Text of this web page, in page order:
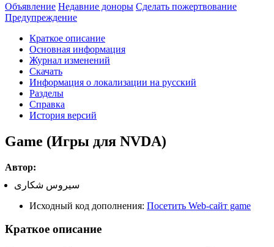
Объявление Недавние доноры Сделать пожертвование
Предупреждение
Краткое описание
Основная информация
Журнал изменений
Скачать
Информация о локализации на русский
Разделы
Справка
История версий
Game (Игры для NVDA)
Автор:
سیروس شکاری
Исходный код дополнения: Посетить Web-сайт game
Краткое описание